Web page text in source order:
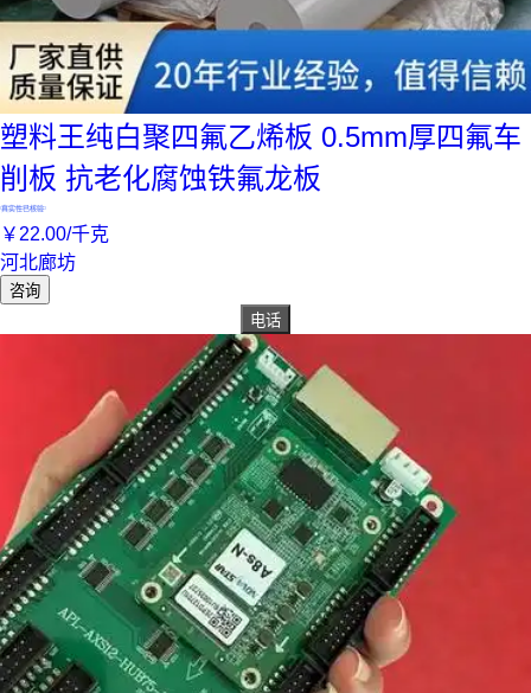
塑料王纯白聚四氟乙烯板 0.5mm厚四氟车
削板 抗老化腐蚀铁氟龙板
真实性已核验
￥ 22.00/千克
河北廊坊
咨询
电话